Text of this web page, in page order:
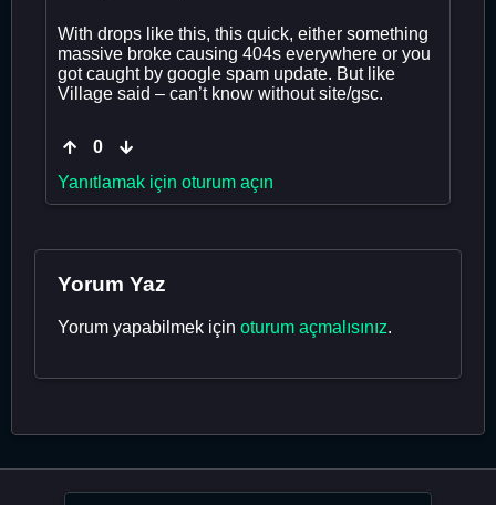
With drops like this, this quick, either something
massive broke causing 404s everywhere or you
got caught by google spam update. But like
Village said – can’t know without site/gsc.
0
Yanıtlamak için oturum açın
Yorum Yaz
Yorum yapabilmek için oturum açmalısınız.